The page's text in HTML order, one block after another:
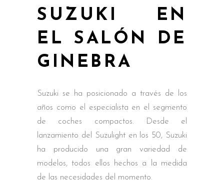
SUZUKI EN
EL SALÓN DE
GINEBRA
Suzuki se ha posicionado a través de los
años como el especialista en el segmento
de coches compactos. Desde el
lanzamiento del Suzulight en los 50, Suzuki
ha producido una gran variedad de
modelos, todos ellos hechos a la medida
de las necesidades del momento.